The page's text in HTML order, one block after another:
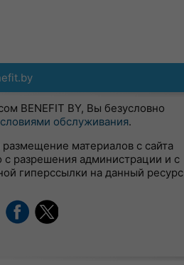
BENEFIT BY, Вы безусловно
обслуживания.
материалов с сайта
с разрешения администрации и с
гиперссылки на данный ресурс